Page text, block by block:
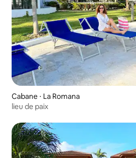
Cabane ⋅ La Romana
lieu de paix